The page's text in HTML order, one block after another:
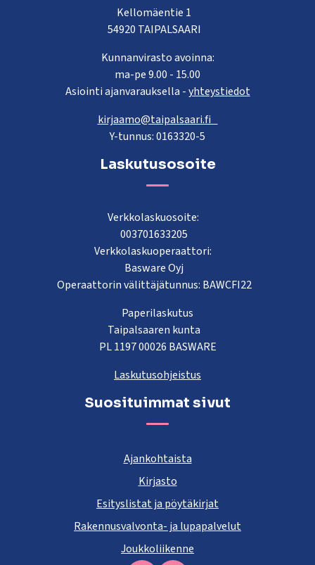
Kellomäentie 1
54920 TAIPALSAARI
Kunnanvirasto avoinna:
ma-pe 9.00 - 15.00
Asiointi ajanvarauksella -yhteystiedot
kirjaamo@taipalsaari.fi
Y-tunnus: 0163320-5
Laskutusosoite
Verkkolaskuosoite:
003701633205
Verkkolaskuoperaattori:
Basware Oyj
Operaattorin välittäjätunnus: BAWCFI22
Paperilaskutus
Taipalsaaren kunta
PL 1197 00026 BASWARE
Laskutusohjeistus
Suosituimmat sivut
Ajankohtaista
Kirjasto
Esityslistat ja pöytäkirjat
Rakennusvalvonta- ja lupapalvelut
Joukkoliikenne